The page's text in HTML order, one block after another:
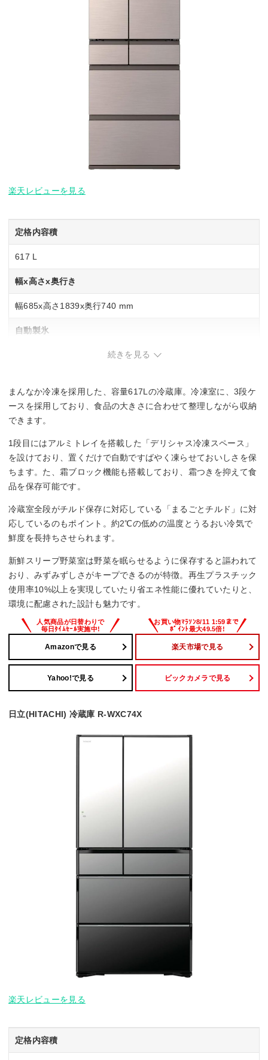
楽天レビューを見る
定格内容積
617 L
幅x高さx奥行き
幅685x高さ1839x奥行740 mm
自動製氷
◯
◯
野菜の鮮度保持
続きを見る
まんなか冷凍を採用した、容量617Lの冷蔵庫。冷凍室に、3段ケ
ースを採用しており、食品の大きさに合わせて整理しながら収納
できます。
1段目にはアルミトレイを搭載した「デリシャス冷凍スペース」
を設けており、置くだけで自動ですばやく凍らせておいしさを保
ちます。た、霜ブロック機能も搭載しており、霜つきを抑えて食
品を保存可能です。
冷蔵室全段がチルド保存に対応している「まるごとチルド」に対
応しているのもポイント。約2℃の低めの温度とうるおい冷気で
鮮度を長持ちさせられます。
新鮮スリープ野菜室は野菜を眠らせるように保存すると謳われて
おり、みずみずしさがキープできるのが特徴。再生プラスチック
使用率10%以上を実現していたり省エネ性能に優れていたりと、
環境に配慮された設計も魅力です。
Amazonで見る 楽天市場で見る
Yahoo!で見る ビックカメラで見る
日立(HITACHI) 冷蔵庫 R-WXC74X
楽天レビューを見る
定格内容積